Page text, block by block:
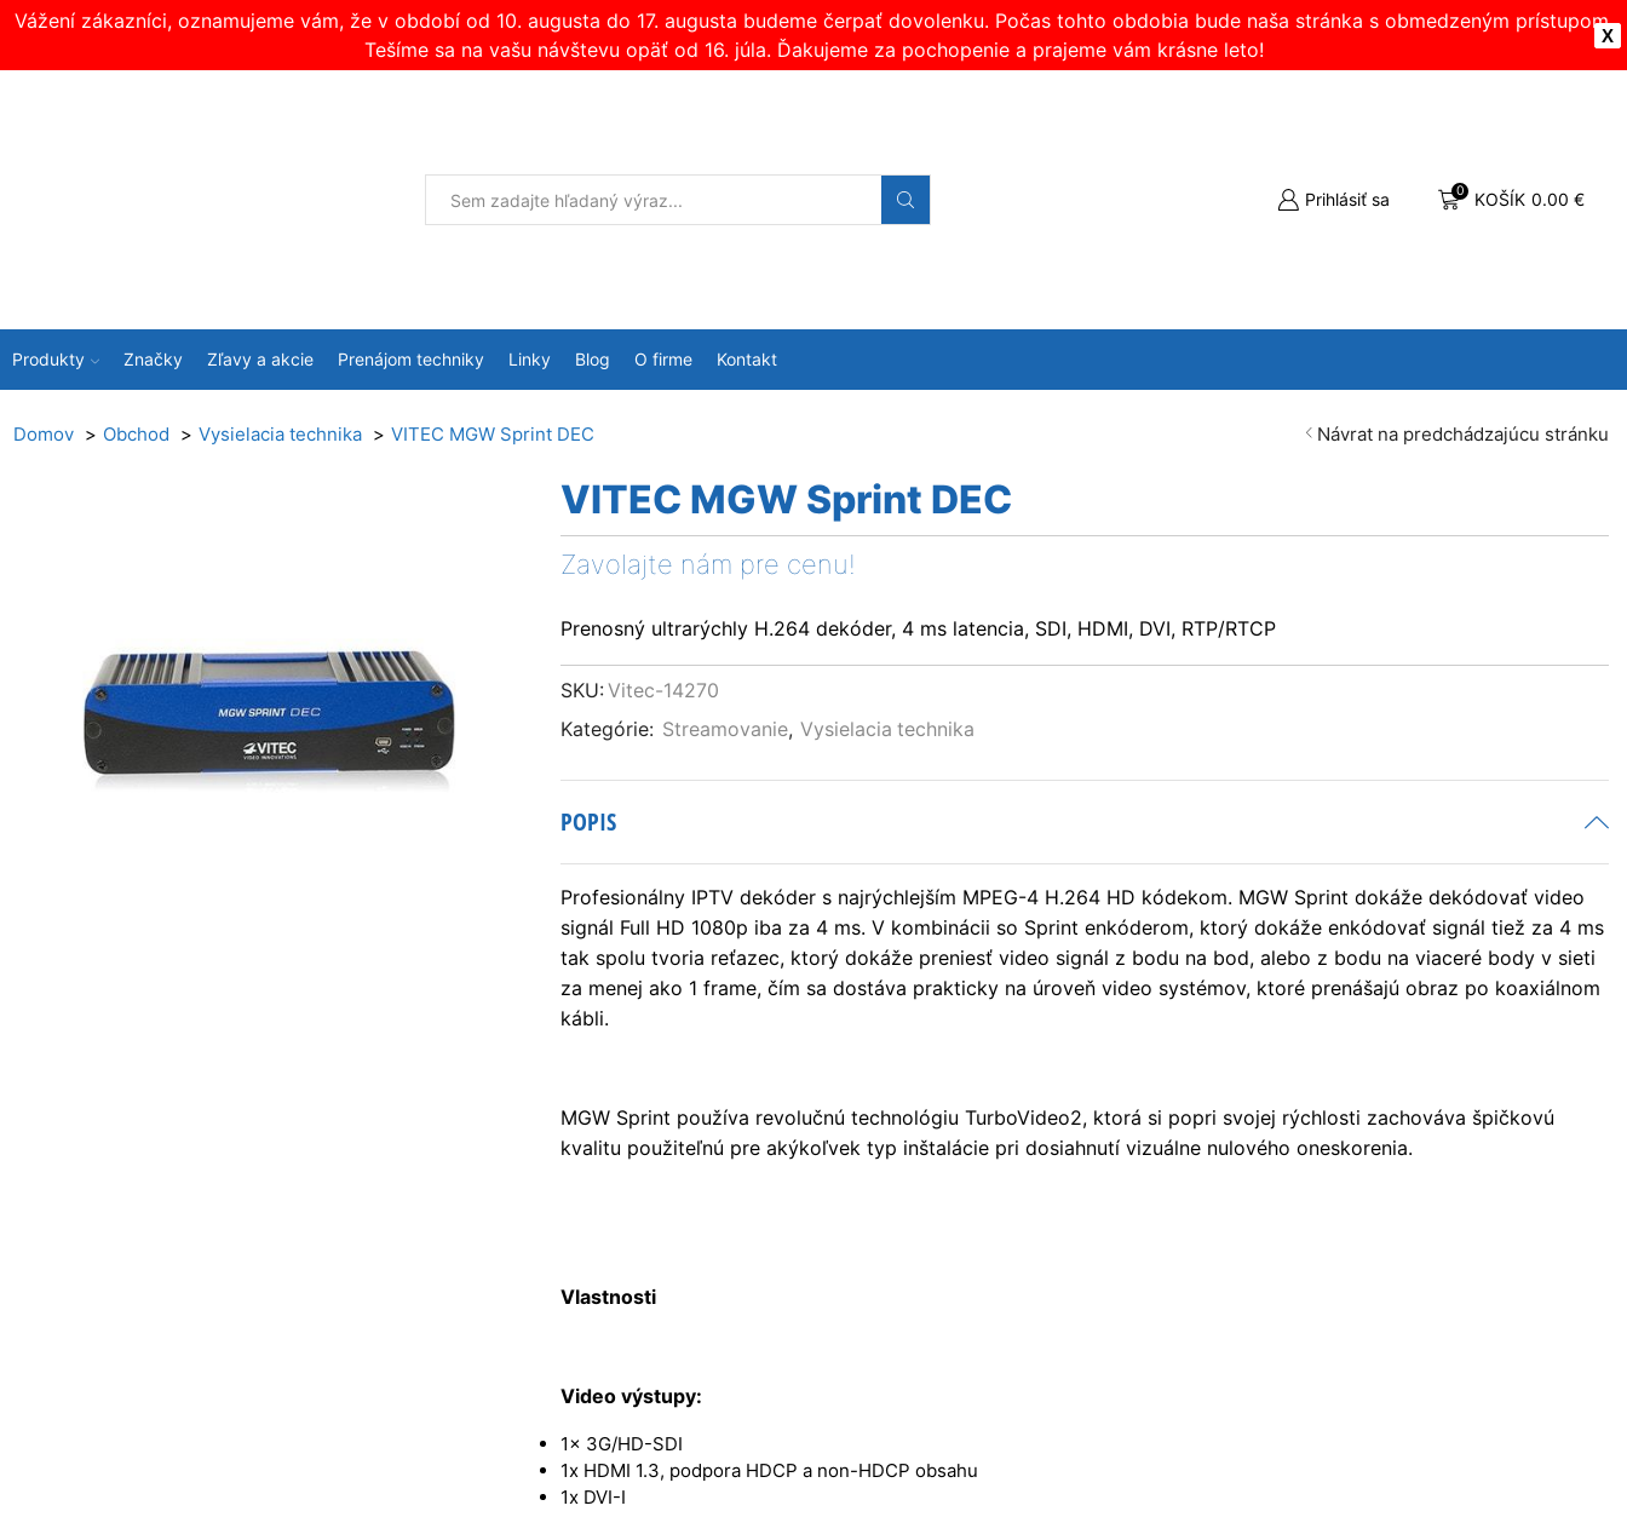
X
Vážení zákazníci, oznamujeme vám, že v období od 10. augusta do 17. augusta budeme čerpať dovolenku. Počas tohto obdobia bude naša stránka s obmedzeným prístupom.
Tešíme sa na vašu návštevu opäť od 16. júla. Ďakujeme za pochopenie a prajeme vám krásne leto!
Prihlásiť sa 0 KOŠÍK 0.00 €
Produkty Značky Zľavy a akcie Prenájom techniky Linky Blog O firme Kontakt
Domov Obchod Vysielacia technika VITEC MGW Sprint DEC Návrat na predchádzajúcu stránku
VITEC MGW Sprint DEC
Zavolajte nám pre cenu!
Prenosný ultrarýchly H.264 dekóder, 4 ms latencia, SDI, HDMI, DVI, RTP/RTCP
SKU: Vitec-14270
Kategórie: Streamovanie, Vysielacia technika
POPIS
Profesionálny IPTV dekóder s najrýchlejším MPEG-4 H.264 HD kódekom. MGW Sprint dokáže dekódovať video
signál Full HD 1080p iba za 4 ms. V kombinácii so Sprint enkóderom, ktorý dokáže enkódovať signál tiež za 4 ms
tak spolu tvoria reťazec, ktorý dokáže preniesť video signál z bodu na bod, alebo z bodu na viaceré body v sieti
za menej ako 1 frame, čím sa dostáva prakticky na úroveň video systémov, ktoré prenášajú obraz po koaxiálnom
kábli.
MGW Sprint používa revolučnú technológiu TurboVideo2, ktorá si popri svojej rýchlosti zachováva špičkovú
kvalitu použiteľnú pre akýkoľvek typ inštalácie pri dosiahnutí vizuálne nulového oneskorenia.
Vlastnosti
Video výstupy:
1x 3G/HD-SDI
1x HDMI 1.3, podpora HDCP a non-HDCP obsahu
1x DVI-I